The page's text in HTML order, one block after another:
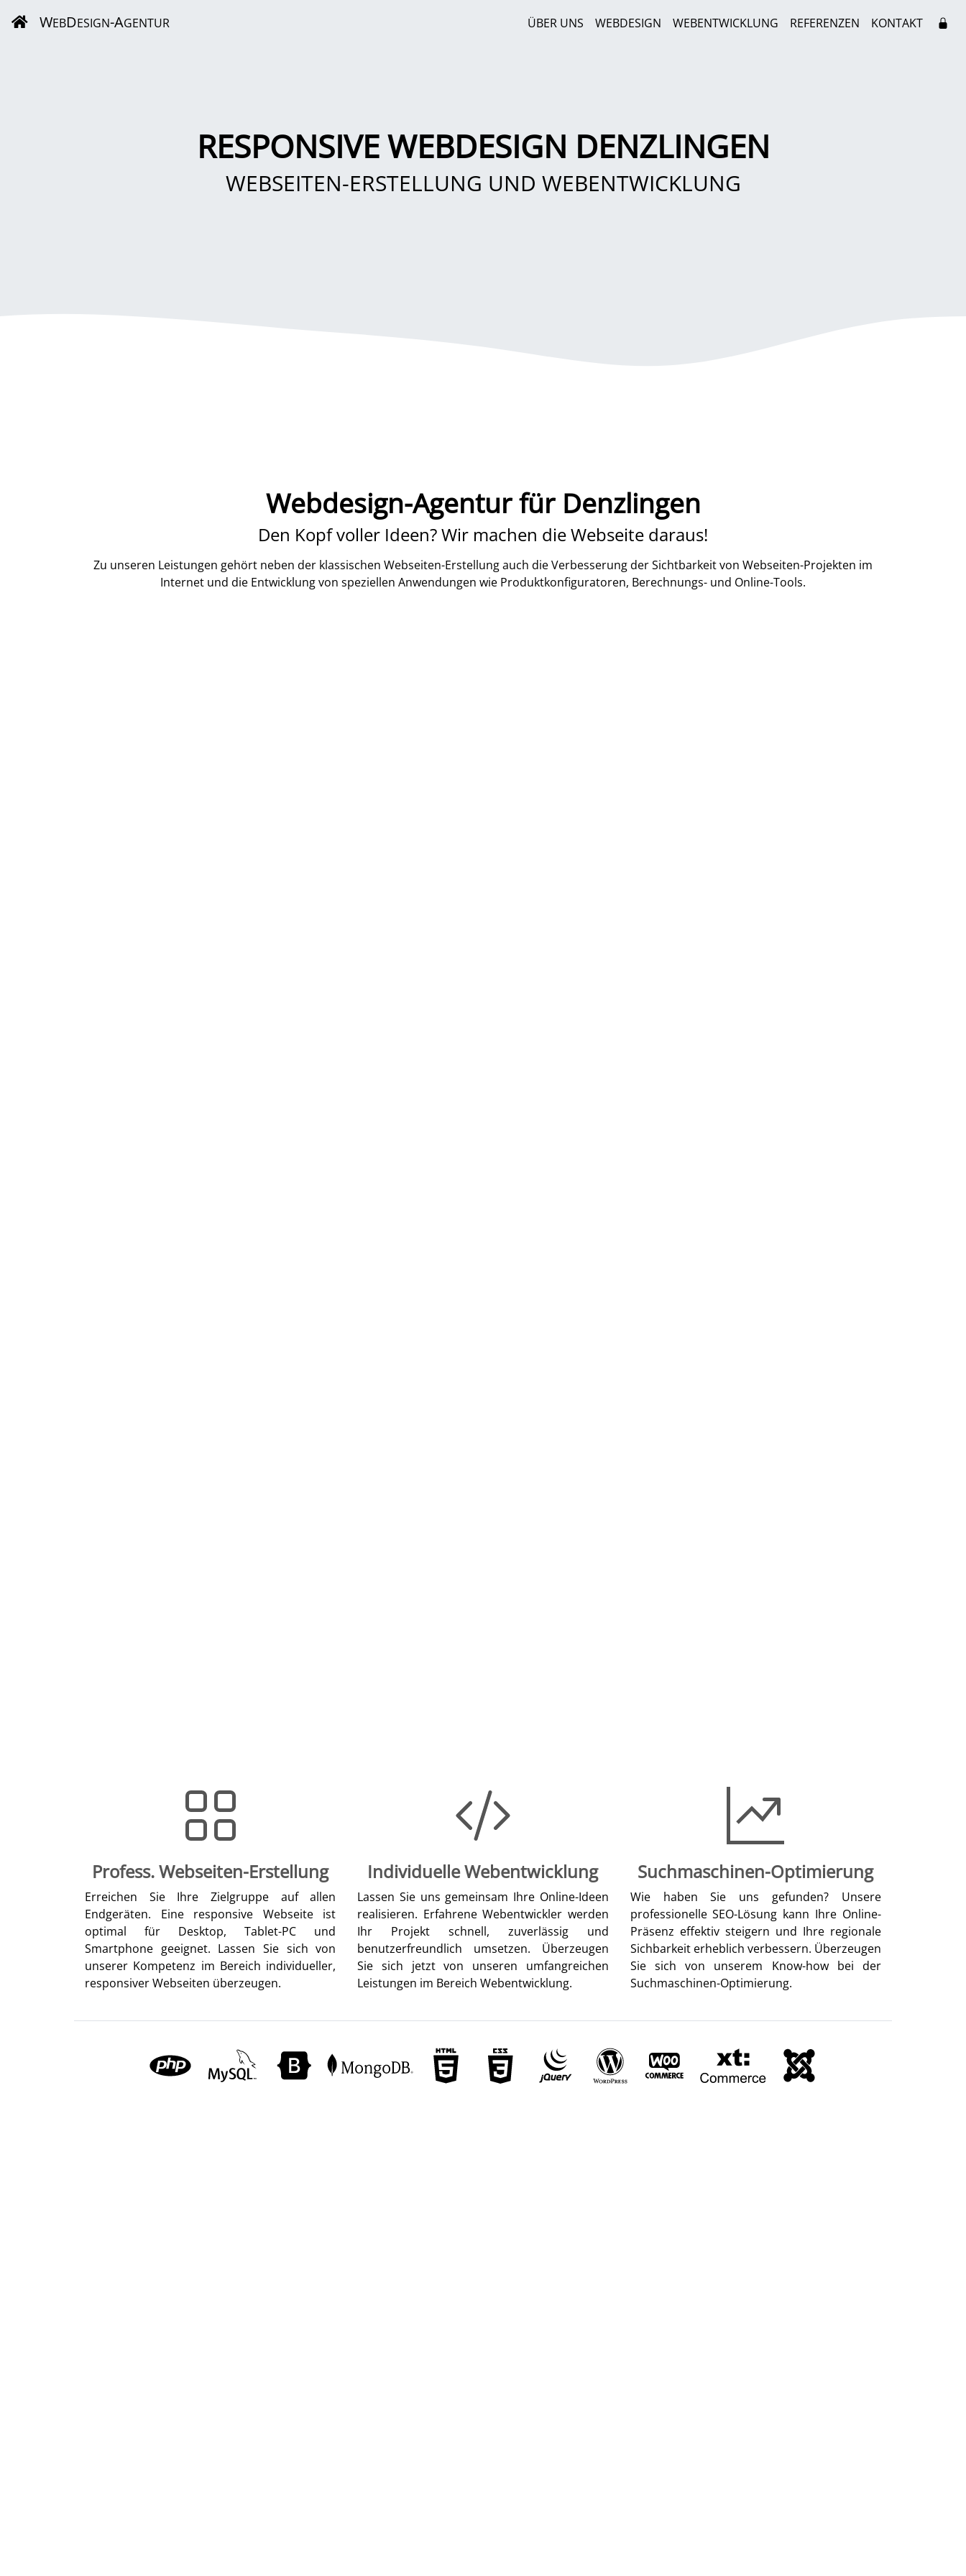
WEBDESIGN-AGENTUR ÜBER UNS WEBDESIGN WEBENTWICKLUNG REFERENZEN KONTAKT
RESPONSIVE WEBDESIGN DENZLINGEN
WEBSEITEN-ERSTELLUNG UND WEBENTWICKLUNG
Webdesign-Agentur für Denzlingen
Den Kopf voller Ideen? Wir machen die Webseite daraus!
Zu unseren Leistungen gehört neben der klassischen Webseiten-Erstellung auch die Verbesserung der Sichtbarkeit von Webseiten-Projekten im
Internet und die Entwicklung von speziellen Anwendungen wie Produktkonfiguratoren, Berechnungs- und Online-Tools.
Profess. Webseiten-Erstellung
Erreichen Sie Ihre Zielgruppe auf allen
Endgeräten. Eine responsive Webseite ist
optimal für Desktop, Tablet-PC und
Smartphone geeignet. Lassen Sie sich von
unserer Kompetenz im Bereich individueller,
responsiver Webseiten überzeugen.
Individuelle Webentwicklung
Lassen Sie uns gemeinsam Ihre Online-Ideen
realisieren. Erfahrene Webentwickler werden
Ihr Projekt schnell, zuverlässig und
benutzerfreundlich umsetzen. Überzeugen
Sie sich jetzt von unseren umfangreichen
Leistungen im Bereich Webentwicklung.
Suchmaschinen-Optimierung
Wie haben Sie uns gefunden? Unsere
professionelle SEO-Lösung kann Ihre Online-
Präsenz effektiv steigern und Ihre regionale
Sichbarkeit erheblich verbessern. Überzeugen
Sie sich von unserem Know-how bei der
Suchmaschinen-Optimierung.